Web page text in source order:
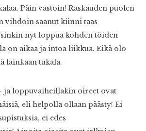
Päin vastoin! Raskauden puolen
vihdoin saanut kiinni taas
nyt loppua kohden töiden
on aikaa ja intoa liikkua. Eikä olo
lainkaan tukala.
ja loppuvaiheillakin oireet ovat
eli helpolla ollaan päästy! Ei
ei edes